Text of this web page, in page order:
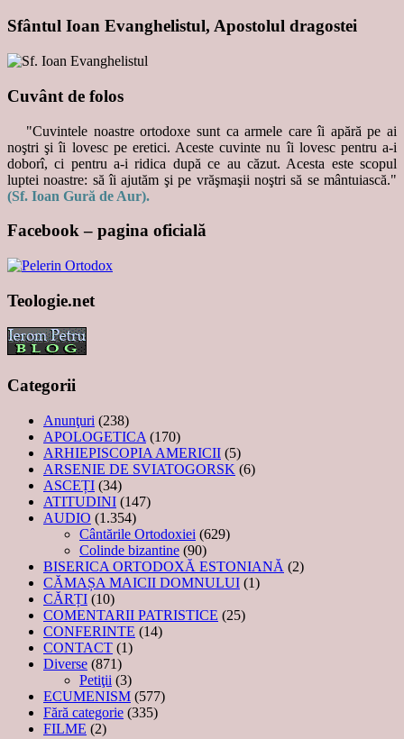
Sfântul Ioan Evanghelistul, Apostolul dragostei
Cuvânt de folos
"Cuvintele noastre ortodoxe sunt ca armele care îi apără pe ai
noştri şi îi lovesc pe eretici. Aceste cuvinte nu îi lovesc pentru a-i
doborî, ci pentru a-i ridica după ce au căzut. Acesta este scopul
luptei noastre: să îi ajutăm şi pe vrăşmaşii noştri să se mântuiască."
(Sf. Ioan Gură de Aur).
Facebook – pagina oficială
Teologie.net
Categorii
Anunţuri (238)
APOLOGETICA (170)
ARHIEPISCOPIA AMERICII (5)
ARSENIE DE SVIATOGORSK (6)
ASCEȚI (34)
ATITUDINI (147)
AUDIO (1.354)
Cântările Ortodoxiei (629)
Colinde bizantine (90)
BISERICA ORTODOXĂ ESTONIANĂ (2)
CĂMAȘA MAICII DOMNULUI (1)
CĂRȚI (10)
COMENTARII PATRISTICE (25)
CONFERINTE (14)
CONTACT (1)
Diverse (871)
Petiţii (3)
ECUMENISM (577)
Fără categorie (335)
FILME (2)